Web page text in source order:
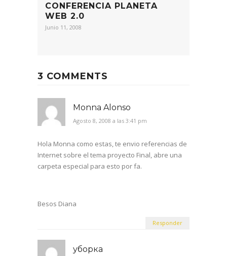
CONFERENCIA PLANETA
WEB 2.0
Junio 11, 2008
3 COMMENTS
Monna Alonso
Agosto 8, 2008 a las 3:41 pm
Hola Monna como estas, te envio referencias de
Internet sobre el tema proyecto Final, abre una
carpeta especial para esto por fa.
Besos Diana
Responder
уборка